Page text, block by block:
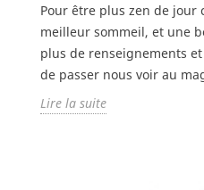
Pour être plus zen de jour
meilleur sommeil, et une
plus de renseignements
de passer nous voir au
Lire la suite